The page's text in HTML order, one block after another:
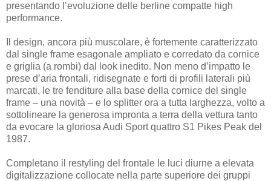
presentando l’evoluzione delle berline compatte high
performance.
Il design, ancora più muscolare, è fortemente caratterizzato
dal single frame esagonale ampliato e corredato da cornice
e griglia (a rombi) dal look inedito. Non meno d’impatto le
prese d’aria frontali, ridisegnate e forti di profili laterali più
marcati, le tre fenditure alla base della cornice del single
frame – una novità – e lo splitter ora a tutta larghezza, volto a
sottolineare la generosa impronta a terra della vettura tanto
da evocare la gloriosa Audi Sport quattro S1 Pikes Peak del
1987.
Completano il restyling del frontale le luci diurne a elevata
digitalizzazione collocate nella parte superiore dei gruppi